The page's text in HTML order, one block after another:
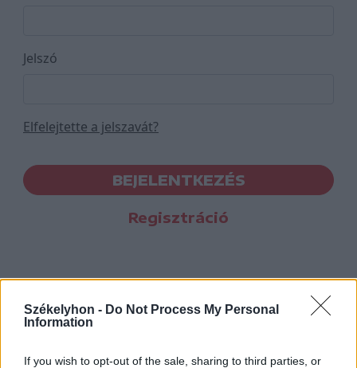
Székelyhon - Do Not Process My Personal
Information
If you wish to opt-out of the sale, sharing to third parties, or
Jelszó
Elfelejtette a jelszavát?
BEJELENTKEZÉS
Regisztráció